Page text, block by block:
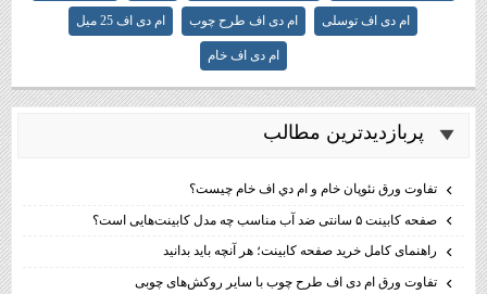
ام دی اف توسلی ام دی اف طرح چوب ام دی اف 25 میل
ام دی اف خام
پربازديدترين مطالب
تفاوت ورق نئوپان خام و ام دي اف خام چيست؟
صفحه کابینت ۵ سانتی ضد آب مناسب چه مدل کابینت‌هایی است؟
راهنمای کامل خرید صفحه کابینت؛ هر آنچه باید بدانید
تفاوت ورق ام دی اف طرح چوب با سایر روکش‌های چوبی